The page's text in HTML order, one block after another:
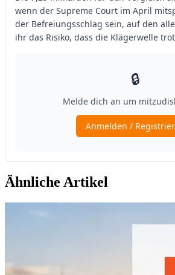
Ähnliche Artikel